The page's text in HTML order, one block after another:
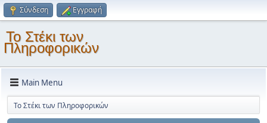
Σύνδεση Εγγραφή
Το Στέκι των
Πληροφορικών
Main Menu
Το Στέκι των Πληροφορικών